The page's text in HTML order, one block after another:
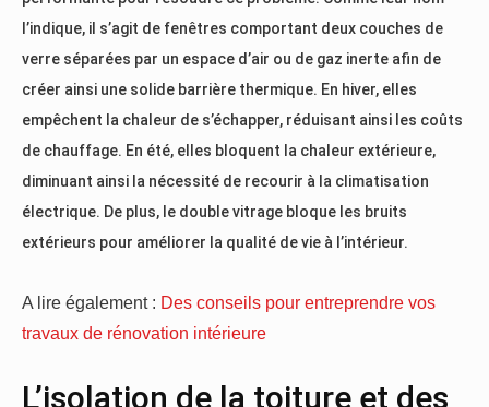
l’indique, il s’agit de fenêtres comportant deux couches de
verre séparées par un espace d’air ou de gaz inerte afin de
créer ainsi une solide barrière thermique. En hiver, elles
empêchent la chaleur de s’échapper, réduisant ainsi les coûts
de chauffage. En été, elles bloquent la chaleur extérieure,
diminuant ainsi la nécessité de recourir à la climatisation
électrique. De plus, le double vitrage bloque les bruits
extérieurs pour améliorer la qualité de vie à l’intérieur.
A lire également : Des conseils pour entreprendre vos
travaux de rénovation intérieure
L’isolation de la toiture et des